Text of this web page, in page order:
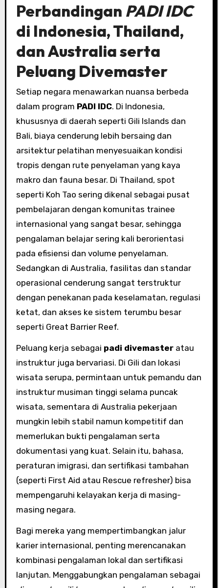
Perbandingan PADI IDC
di Indonesia, Thailand,
dan Australia serta
Peluang Divemaster
Setiap negara menawarkan nuansa berbeda
dalam program PADI IDC. Di Indonesia,
khususnya di daerah seperti Gili Islands dan
Bali, biaya cenderung lebih bersaing dan
arsitektur pelatihan menyesuaikan kondisi
tropis dengan rute penyelaman yang kaya
makro dan fauna besar. Di Thailand, spot
seperti Koh Tao sering dikenal sebagai pusat
pembelajaran dengan komunitas trainee
internasional yang sangat besar, sehingga
pengalaman belajar sering kali berorientasi
pada efisiensi dan volume penyelaman.
Sedangkan di Australia, fasilitas dan standar
operasional cenderung sangat terstruktur
dengan penekanan pada keselamatan, regulasi
ketat, dan akses ke sistem terumbu besar
seperti Great Barrier Reef.
Peluang kerja sebagai padi divemasteratau
instruktur juga bervariasi. Di Gili dan lokasi
wisata serupa, permintaan untuk pemandu dan
instruktur musiman tinggi selama puncak
wisata, sementara di Australia pekerjaan
mungkin lebih stabil namun kompetitif dan
memerlukan bukti pengalaman serta
dokumentasi yang kuat. Selain itu, bahasa,
peraturan imigrasi, dan sertifikasi tambahan
(seperti First Aid atau Rescue refresher) bisa
mempengaruhi kelayakan kerja di masing-
masing negara.
Bagi mereka yang mempertimbangkan jalur
karier internasional, penting merencanakan
kombinasi pengalaman lokal dan sertifikasi
lanjutan. Menggabungkan pengalaman sebagai